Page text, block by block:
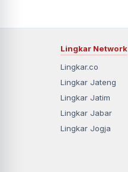
Lingkar Network
Lingkar.co
Lingkar Jateng
Lingkar Jatim
Lingkar Jabar
Lingkar Jogja